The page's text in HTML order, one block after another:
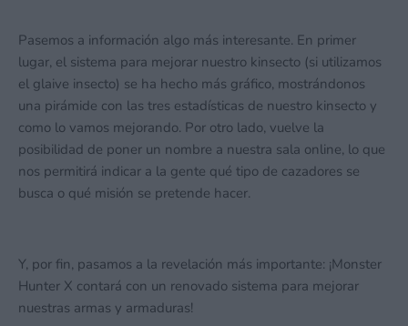
Pasemos a información algo más interesante. En primer
lugar, el sistema para mejorar nuestro kinsecto (si utilizamos
el glaive insecto) se ha hecho más gráfico, mostrándonos
una pirámide con las tres estadísticas de nuestro kinsecto y
como lo vamos mejorando. Por otro lado, vuelve la
posibilidad de poner un nombre a nuestra sala online, lo que
nos permitirá indicar a la gente qué tipo de cazadores se
busca o qué misión se pretende hacer.
Y, por fin, pasamos a la revelación más importante: ¡Monster
Hunter X contará con un renovado sistema para mejorar
nuestras armas y armaduras!